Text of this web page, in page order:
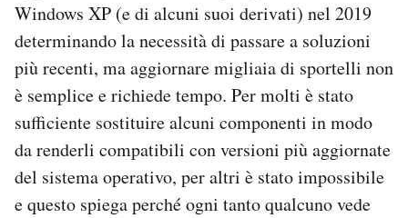
Windows XP (e di alcuni suoi derivati) nel 2019
determinando la necessità di passare a soluzioni
più recenti, ma aggiornare migliaia di sportelli non
è semplice e richiede tempo. Per molti è stato
sufficiente sostituire alcuni componenti in modo
da renderli compatibili con versioni più aggiornate
del sistema operativo, per altri è stato impossibile
e questo spiega perché ogni tanto qualcuno vede